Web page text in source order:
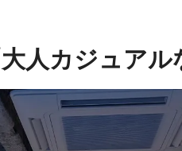
人カジュアル